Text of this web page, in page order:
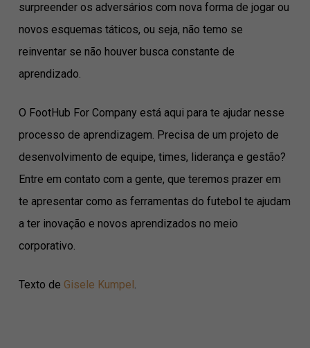
surpreender os adversários com nova forma de jogar ou
novos esquemas táticos, ou seja, não temo se
reinventar se não houver busca constante de
aprendizado.
O FootHub For Company está aqui para te ajudar nesse
processo de aprendizagem. Precisa de um projeto de
desenvolvimento de equipe, times, liderança e gestão?
Entre em contato com a gente, que teremos prazer em
te apresentar como as ferramentas do futebol te ajudam
a ter inovação e novos aprendizados no meio
corporativo.
Texto de Gisele Kumpel.